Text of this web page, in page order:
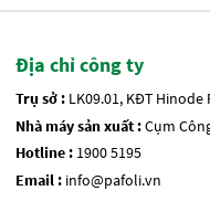
Địa chỉ công ty
Trụ sở : LK09.01, KĐT Hinode
Nhà máy sản xuất :Cụm
Hotline : 1900 5195
Email : info@pafoli.vn